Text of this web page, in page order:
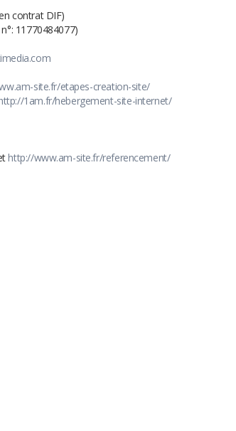
contrat DIF)
11770484077)
site.fr/etapes-creation-site/
1am.fr/hebergement-site-internet/
http://www.am-site.fr/referencement/